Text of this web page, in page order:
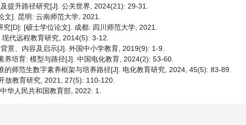
提升路径研究[J]. 公关世界, 2024(21): 29-31.
]. 昆明: 云南师范大学, 2021.
[D]: [硕士学位论文]. 成都: 四川师范大学, 2021.
代远程教育研究, 2014(5): 3-12.
景、内容及启示[J]. 外国中小学教育, 2019(9): 1-9.
培育: 模型与路径[J]. 中国电化教育, 2024(2): 53-60.
师范生数字素养框架与培养路径[J]. 电化教育研究, 2024, 45(5): 83-89.
放教育研究, 2021, 27(5): 110-120.
华人民共和国教育部, 2022: 1.